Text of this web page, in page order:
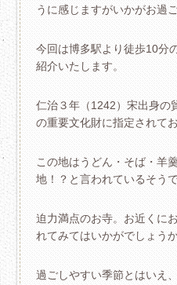
うに感じますがいかがお過
今回は博多駅より徒歩10分
紹介いたします。
仁治３年（1242）宋出身の
の重要文化財に指定されてお
この地はうどん・そば・羊
地！？と言われているそうで
迫力満点のお寺。お近くに
れてみてはいかがでしょう
過ごしやすい季節とはいえ